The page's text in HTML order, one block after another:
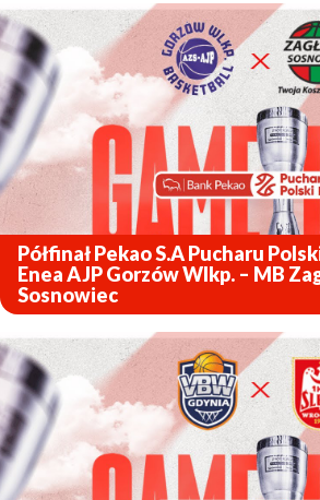
Półfinał Pekao S.A Pucharu
Enea AJP Gorzów Wlkp. – MB
Sosnowiec